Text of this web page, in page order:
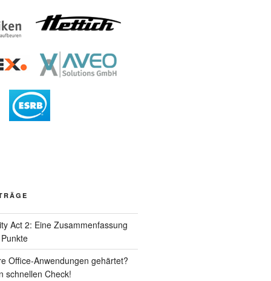
Act 2: Eine Zusammenfassung
Office-Anwendungen gehärtet?
schnellen Check!